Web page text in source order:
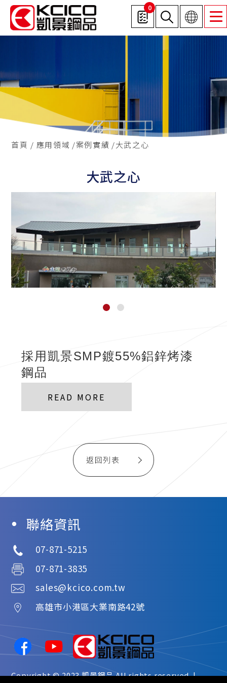
0
首頁 應用領域 案例實績 大武之心
大武之心
採用凱景SMP鍍55%鋁鋅烤漆
鋼品
READ MORE
返回列表
聯絡資訊
07-871-5215
07-871-3835
sales@kcico.com.tw
高雄市小港區大業南路42號
Copyright © 2023凱景鋼品All rights reserved. |